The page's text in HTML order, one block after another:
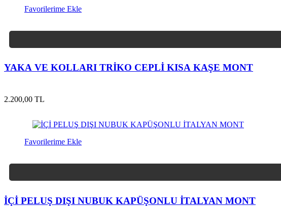
Favorilerime Ekle
YAKA VE KOLLARI TRİKO CEPLİ KISA KAŞE MONT
2.200,00 TL
Favorilerime Ekle
İÇİ PELUŞ DIŞI NUBUK KAPÜŞONLU İTALYAN MONT